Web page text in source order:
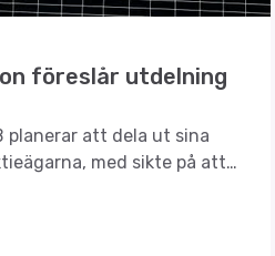
föreslår utdelning
planerar att dela ut sina
med sikte på att
och Ivisys i en privat